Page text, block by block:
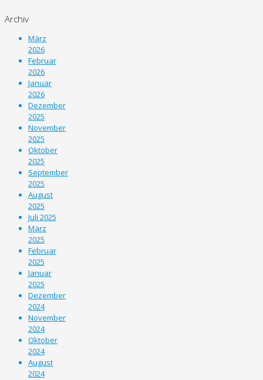
Archiv
März
2026
Februar
2026
Januar
2026
Dezember
2025
November
2025
Oktober
2025
September
2025
August
2025
Juli 2025
März
2025
Februar
2025
Januar
2025
Dezember
2024
November
2024
Oktober
2024
August
2024